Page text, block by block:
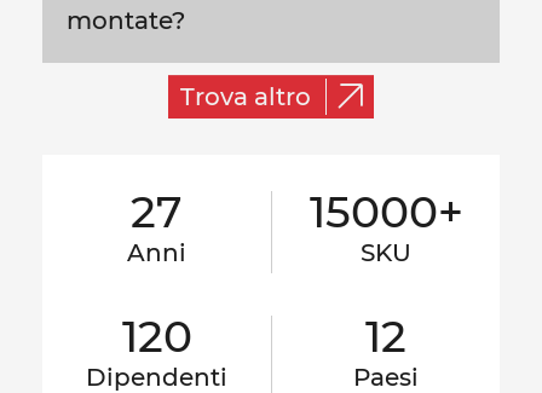
27
Anni
15000+
SKU
120
Dipendenti
12
Paesi
montate?
Trova altro